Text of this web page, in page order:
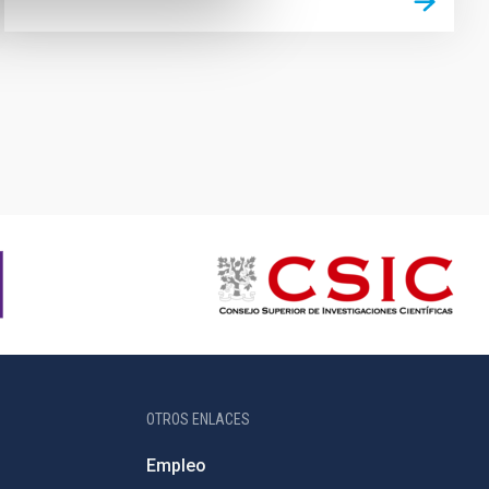
OTROS ENLACES
Empleo